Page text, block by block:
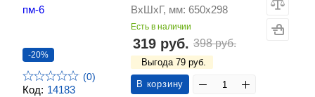
Код: 14183
-20%
(0)
ВхШхГ, мм: 650х298
Есть в наличии
319 руб. 398 руб.
Выгода 79 руб.
В корзину